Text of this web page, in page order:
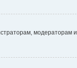
модераторам и